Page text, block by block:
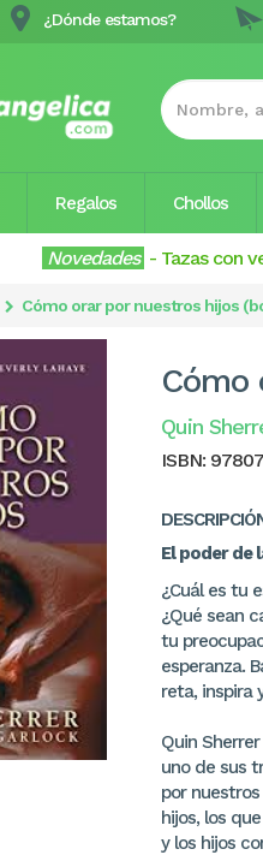
¿Dónde estamos?
Regalos Chollos
Novedades - Tazas con
Cómo orar por nuestros hijos
Quin
ISBN:
El poder de
¿Cuál es tu
¿Qué sean
tu
esperanza.
reta, inspira
Quin
uno de sus
por
hijos, los
y los hijos